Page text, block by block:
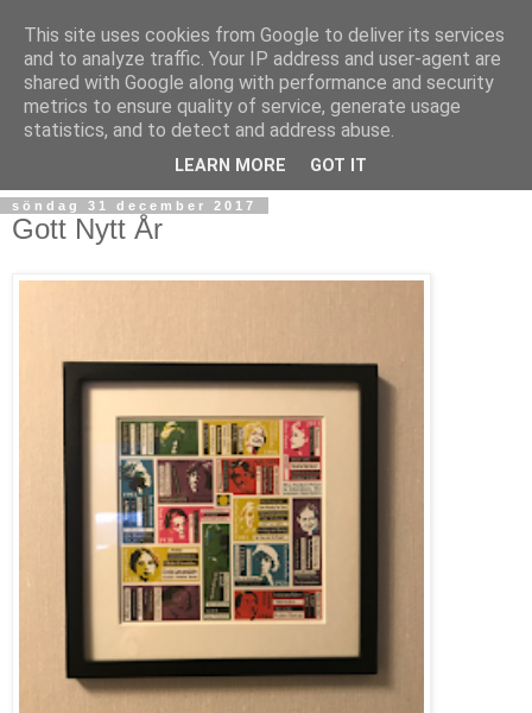
söndag 31 december 2017
Gott Nytt År
This site uses cookies from Google to deliver its services
and to analyze traffic. Your IP address and user-agent are
shared with Google along with performance and security
metrics to ensure quality of service, generate usage
statistics, and to detect and address abuse.
LEARN MORE GOT IT